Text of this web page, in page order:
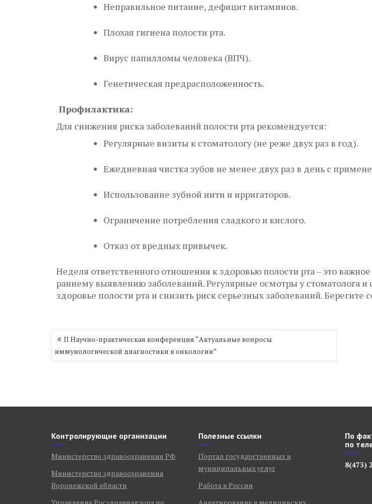
Неправильное питание, дефицит витаминов.
Плохая гигиена полости рта.
Вирус папилломы человека (ВПЧ).
Генетическая предрасположенность.
Профилактика:
Для снижения риска заболеваний полости рта рекомендуется:
Регулярные визиты к стоматологу (не реже двух раз в год).
Ежедневная чистка зубов не менее двух раз в день с
Использование зубной нити и ирригаторов.
Ограничение потребления сладкого и кислого.
Отказ от вредных привычек.
Неделя ответственного отношения к здоровью полости рта – это
раннему выявлению заболеваний. Регулярные осмотры у стоматолога
здоровье полости рта и снизить риск серьезных заболеваний.
Навигация
по
записям
II Научно-практическая конференция “Актуальные вопросы
иммунологической диагностики в онкологии”
Контролирующие организации
Министерство здравоохранения РФ
Министерство здравоохранения
Воронежской области
Полезные ссылки
Портал государственных и
муниципальных услуг
Работа в России
По
по
8(473)